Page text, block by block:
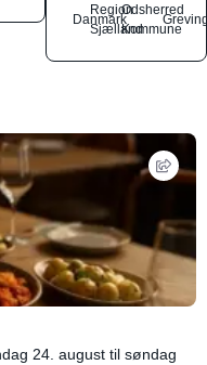
Danmark
Region
Sjælland
Odsherred
Kommune
24. august til søndag